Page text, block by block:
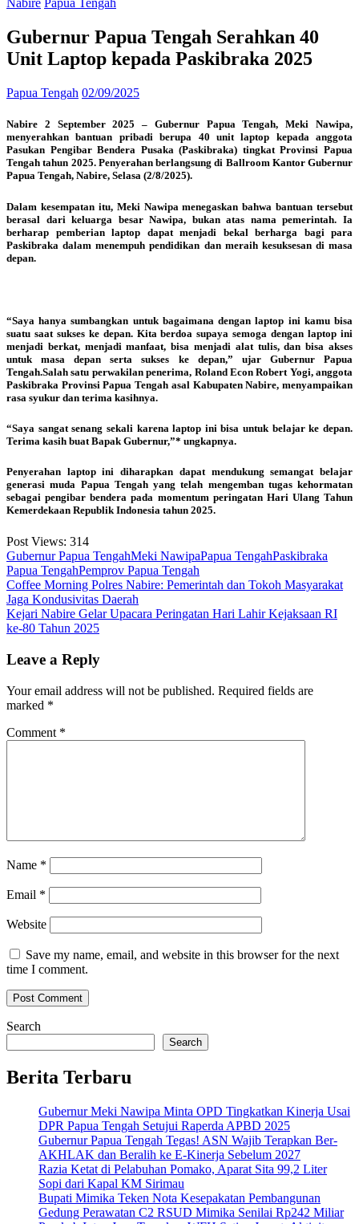
Nabire Papua Tengah
Gubernur Papua Tengah Serahkan 40
Unit Laptop kepada Paskibraka 2025
Papua Tengah 02/09/2025
Nabire 2 September 2025 – Gubernur Papua Tengah, Meki Nawipa,
menyerahkan bantuan pribadi berupa 40 unit laptop kepada anggota
Pasukan Pengibar Bendera Pusaka (Paskibraka) tingkat Provinsi Papua
Tengah tahun 2025. Penyerahan berlangsung di Ballroom Kantor Gubernur
Papua Tengah, Nabire, Selasa (2/8/2025).
Dalam kesempatan itu, Meki Nawipa menegaskan bahwa bantuan tersebut
berasal dari keluarga besar Nawipa, bukan atas nama pemerintah. Ia
berharap pemberian laptop dapat menjadi bekal berharga bagi para
Paskibraka dalam menempuh pendidikan dan meraih kesuksesan di masa
depan.
“Saya hanya sumbangkan untuk bagaimana dengan laptop ini kamu bisa
suatu saat sukses ke depan. Kita berdoa supaya semoga dengan laptop ini
menjadi berkat, menjadi manfaat, bisa menjadi alat tulis, dan bisa akses
untuk masa depan serta sukses ke depan,” ujar Gubernur Papua
Tengah.Salah satu perwakilan penerima, Roland Econ Robert Yogi, anggota
Paskibraka Provinsi Papua Tengah asal Kabupaten Nabire, menyampaikan
rasa syukur dan terima kasihnya.
“Saya sangat senang sekali karena laptop ini bisa untuk belajar ke depan.
Terima kasih buat Bapak Gubernur,”* ungkapnya.
Penyerahan laptop ini diharapkan dapat mendukung semangat belajar
generasi muda Papua Tengah yang telah mengemban tugas kehormatan
sebagai pengibar bendera pada momentum peringatan Hari Ulang Tahun
Kemerdekaan Republik Indonesia tahun 2025.
Post Views: 314
Gubernur Papua TengahMeki NawipaPapua TengahPaskibraka
Papua TengahPemprov Papua Tengah
Post
navigation
Coffee Morning Polres Nabire: Pemerintah dan Tokoh Masyarakat
Jaga Kondusivitas Daerah
Kejari Nabire Gelar Upacara Peringatan Hari Lahir Kejaksaan RI
ke-80 Tahun 2025
Leave a Reply
Your email address will not be published. Required fields are
marked *
Comment *
Name *
Email *
Website
Save my name, email, and website in this browser for the next
time I comment.
Search
Search
Berita Terbaru
Gubernur Meki Nawipa Minta OPD Tingkatkan Kinerja Usai
DPR Papua Tengah Setujui Raperda APBD 2025
Gubernur Papua Tengah Tegas! ASN Wajib Terapkan Ber-
AKHLAK dan Beralih ke E-Kinerja Sebelum 2027
Razia Ketat di Pelabuhan Pomako, Aparat Sita 99,2 Liter
Sopi dari Kapal KM Sirimau
Bupati Mimika Teken Nota Kesepakatan Pembangunan
Gedung Perawatan C2 RSUD Mimika Senilai Rp242 Miliar